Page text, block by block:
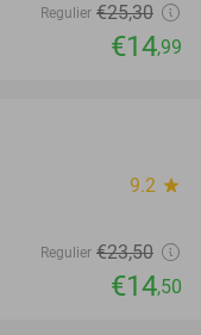
Regulier €25,30
€14,99
9.2 star
Regulier €23,50
€14,50